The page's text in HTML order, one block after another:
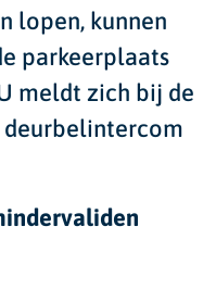
lopen, kunnen
parkeerplaats
meldt zich bij de